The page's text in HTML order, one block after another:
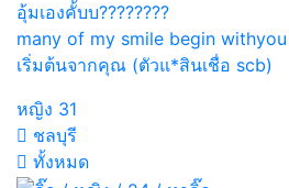
อุ้มเองคั้บบ????????
many of my smile begin
เริ่มต้นจากคุณ (ตัวแ*สินเชื่อ scb)
หญิง 31
ชลบุรี
ทั้งหมด